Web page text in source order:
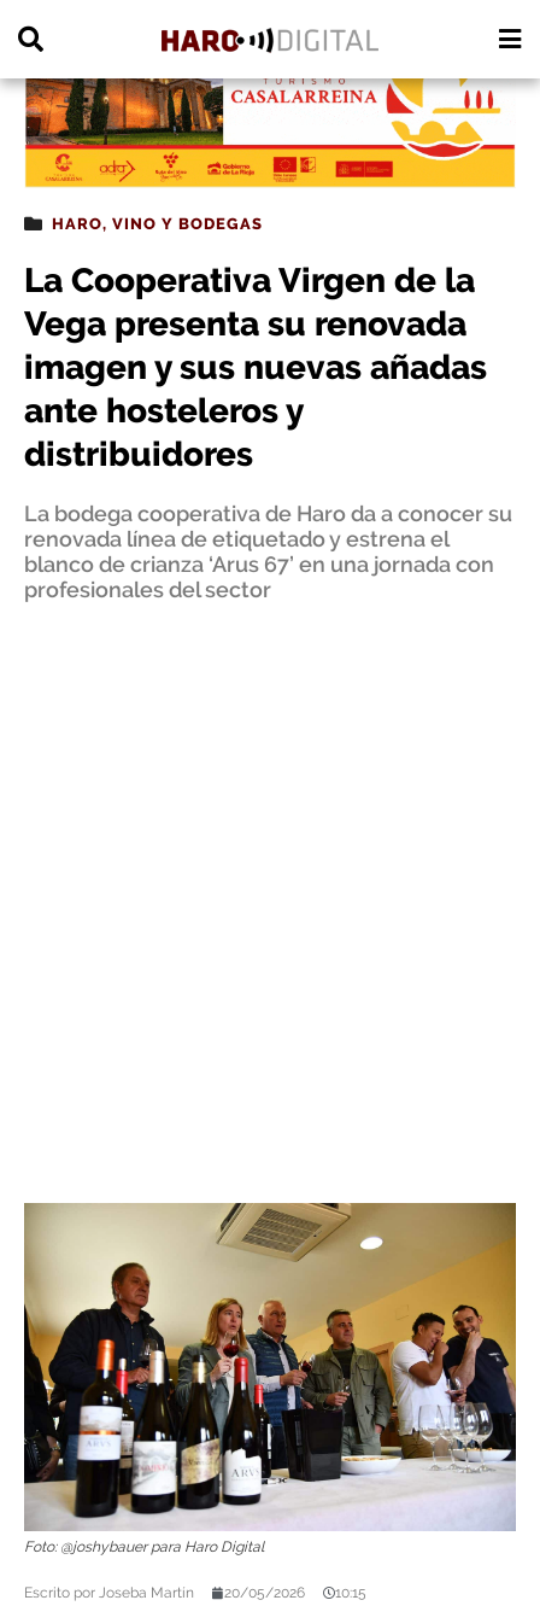
HARO, VINO Y BODEGAS
La Cooperativa Virgen de la
Vega presenta su renovada
imagen y sus nuevas añadas
ante hosteleros y
distribuidores
La bodega cooperativa de Haro da a conocer su
renovada línea de etiquetado y estrena el
blanco de crianza ‘Arus 67’ en una jornada con
profesionales del sector
Foto: @joshybauer para Haro Digital
Escrito por Joseba Martín 20/05/2026 10:15